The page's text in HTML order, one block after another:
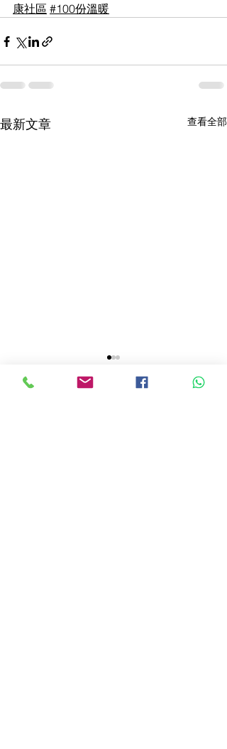
康社區 #100份溫暖
最新文章 查看全部